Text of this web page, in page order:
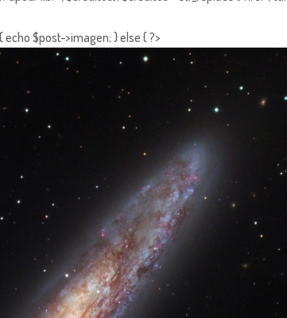
echo $post->imagen; } else { ?>